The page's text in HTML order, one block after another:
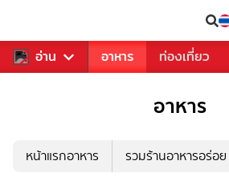
อ่าน
รวงการเพลง อาหาร ท่องเที่ยว
อาหาร
หน้าแรกอาหาร รวมร้านอาหารอร่อย